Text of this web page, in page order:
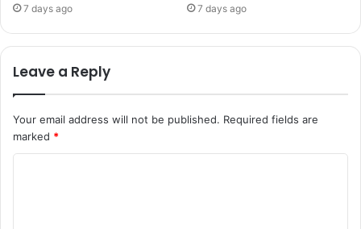
7 days ago 7 days ago
Leave a Reply
Your email address will not be published. Required fields are
marked *